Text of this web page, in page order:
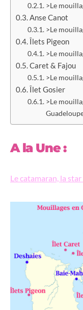
>Le
Anse Canot
>Le
Îlets Pigeon
>Le
Caret & Fajou
>Le
Îlet Gosier
>Le
A la Une :
Le catamaran, la